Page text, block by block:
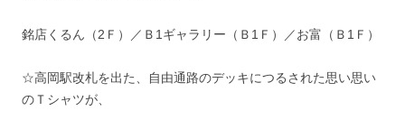
銘店くるん（2Ｆ）／Ｂ1ギャラリー（Ｂ1Ｆ）／お富（Ｂ1Ｆ）
☆高岡駅改札を出た、自由通路のデッキにつるされた思い思い
のＴシャツが、